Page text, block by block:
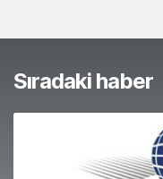
Sıradaki haber